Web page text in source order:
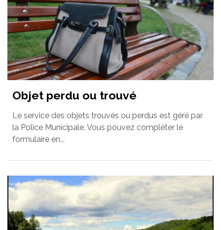
Objet perdu ou trouvé
Le service des objets trouvés ou perdus est géré par
la Police Municipale. Vous pouvez compléter le
formulaire en...